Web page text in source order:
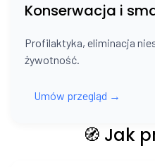
Konserwacja i
Profilaktyka, eliminacja
żywotność.
Umów przegląd →
🧭 Jak